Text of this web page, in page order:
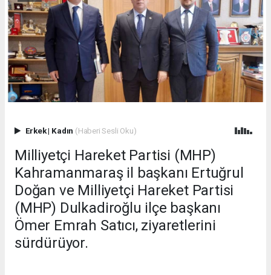
Erkek| Kadın (Haberi Sesli Oku)
Milliyetçi Hareket Partisi (MHP)
Kahramanmaraş il başkanı Ertuğrul
Doğan ve Milliyetçi Hareket Partisi
(MHP) Dulkadiroğlu ilçe başkanı
Ömer Emrah Satıcı, ziyaretlerini
sürdürüyor.